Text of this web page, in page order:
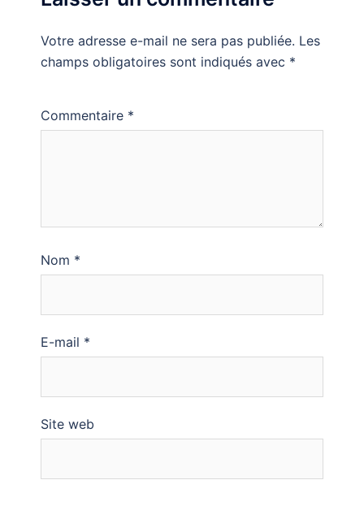
Votre adresse e-mail ne sera pas publiée. Les
champs obligatoires sont indiqués avec *
Commentaire *
Nom *
E-mail *
Site web